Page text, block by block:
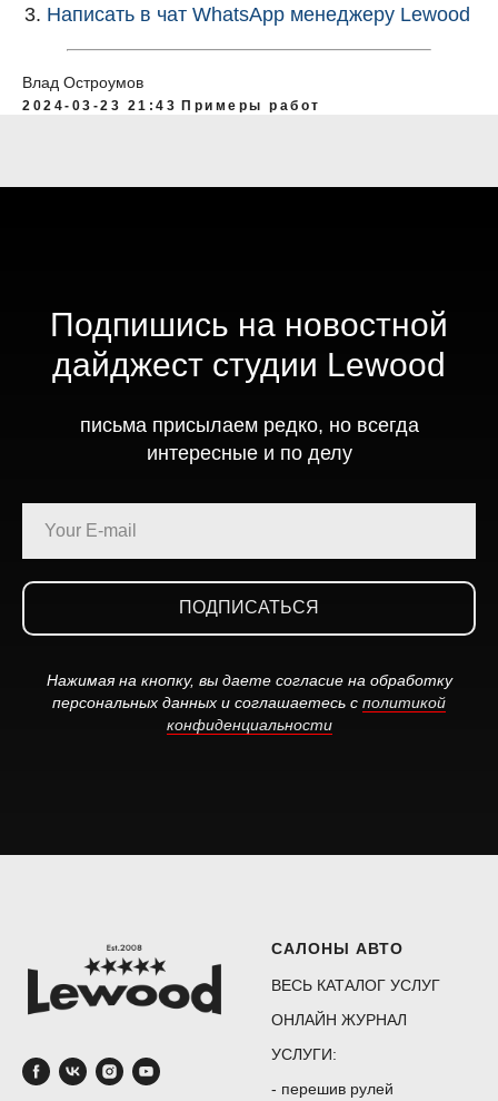
Написать в чат WhatsApp менеджеру Lewood
Влад Остроумов
2024-03-23 21:43 Примеры работ
Подпишись на новостной
дайджест студии Lewood
письма присылаем редко, но всегда
интересные и по делу
ПОДПИСАТЬСЯ
Нажимая на кнопку, вы даете согласие на обработку
персональных данных и соглашаетесь c политикой
конфиденциальности
САЛОНЫ АВТО
ВЕСЬ КАТАЛОГ УСЛУГ
ОНЛАЙН ЖУРНАЛ
УСЛУГИ:
- перешив рулей